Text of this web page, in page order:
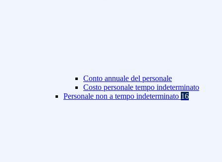
Conto annuale del personale
Costo personale tempo indeterminato
Personale non a tempo indeterminato 16